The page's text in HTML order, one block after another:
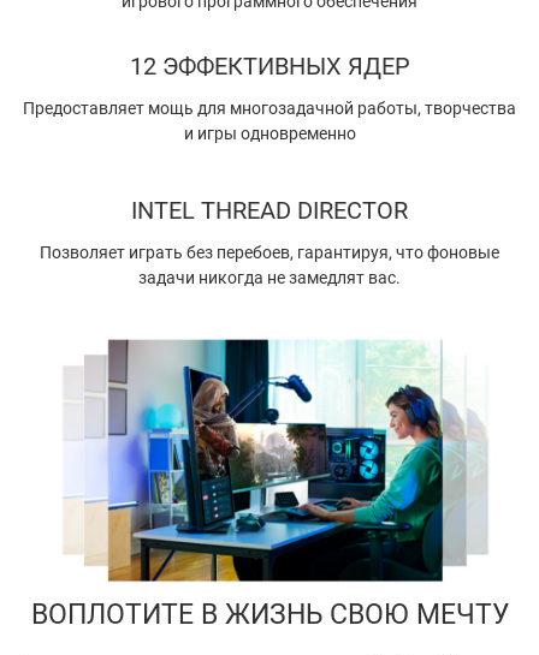
12 ЭФФЕКТИВНЫХ ЯДЕР
Предоставляет мощь для многозадачной работы, творчества
и игры одновременно
INTEL THREAD DIRECTOR
Позволяет играть без перебоев, гарантируя, что фоновые
задачи никогда не замедлят вас.
ВОПЛОТИТЕ В ЖИЗНЬ СВОЮ МЕЧТУ